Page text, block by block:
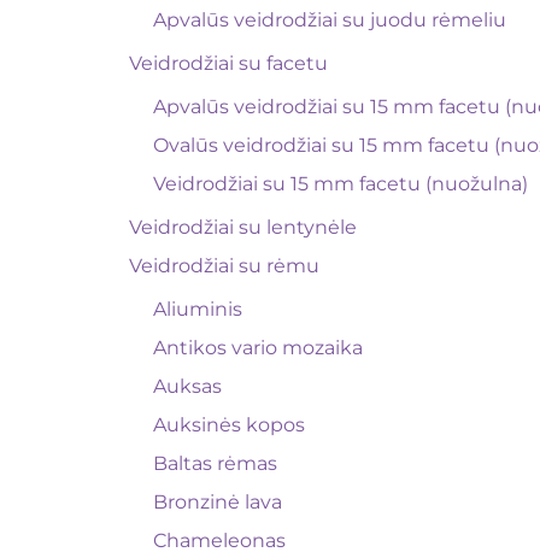
Apvalūs veidrodžiai su juodu rėmeliu
Veidrodžiai su facetu
Apvalūs veidrodžiai su 15 mm facetu
Ovalūs veidrodžiai su 15 mm facetu
Veidrodžiai su 15 mm facetu (nuožulna)
Veidrodžiai su lentynėle
Veidrodžiai su rėmu
Aliuminis
Antikos vario mozaika
Auksas
Auksinės kopos
Baltas rėmas
Bronzinė lava
Chameleonas